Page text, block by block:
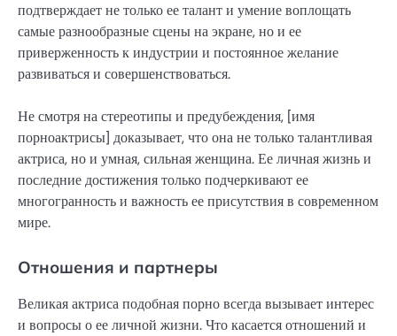
подтверждает не только ее талант и умение воплощать
самые разнообразные сцены на экране, но и ее
приверженность к индустрии и постоянное желание
развиваться и совершенствоваться.
Не смотря на стереотипы и предубеждения, [имя
порноактрисы] доказывает, что она не только талантливая
актриса, но и умная, сильная женщина. Ее личная жизнь и
последние достижения только подчеркивают ее
многогранность и важность ее присутствия в современном
мире.
Отношения и партнеры
Великая актриса подобная порно всегда вызывает интерес
и вопросы о ее личной жизни. Что касается отношений и